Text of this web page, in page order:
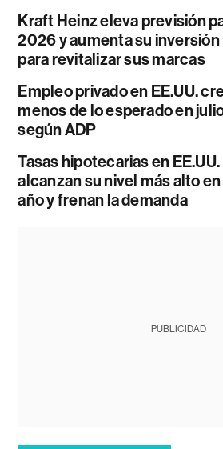
Kraft Heinz eleva previsión
2026 y aumenta su inversión
para revitalizar sus marcas
Empleo privado en EE.UU.
menos de lo esperado en
según ADP
Tasas hipotecarias en EE.UU.
alcanzan su nivel más alto
año y frenan la demanda
PUBLICIDAD